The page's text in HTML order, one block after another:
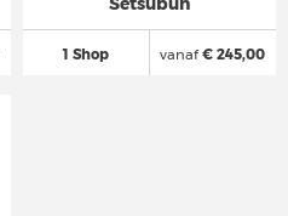
1 Shop vanaf€ 245,00